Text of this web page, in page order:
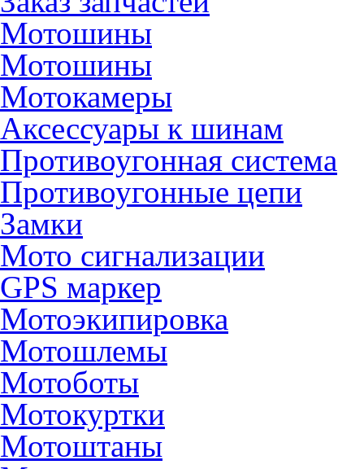
Мотошины
Мотошины
Мотокамеры
Аксессуары к шинам
Противоугонная система
Противоугонные цепи
Замки
Мото сигнализации
GPS маркер
Мотоэкипировка
Мотошлемы
Мотоботы
Мотокуртки
Мотоштаны